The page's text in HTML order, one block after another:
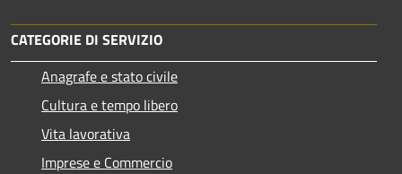
CATEGORIE DI SERVIZIO
Anagrafe e stato civile
Cultura e tempo libero
Vita lavorativa
Imprese e Commercio